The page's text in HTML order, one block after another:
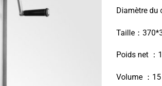
Diamètre du
Taille：
Poids net ：
Volume ：